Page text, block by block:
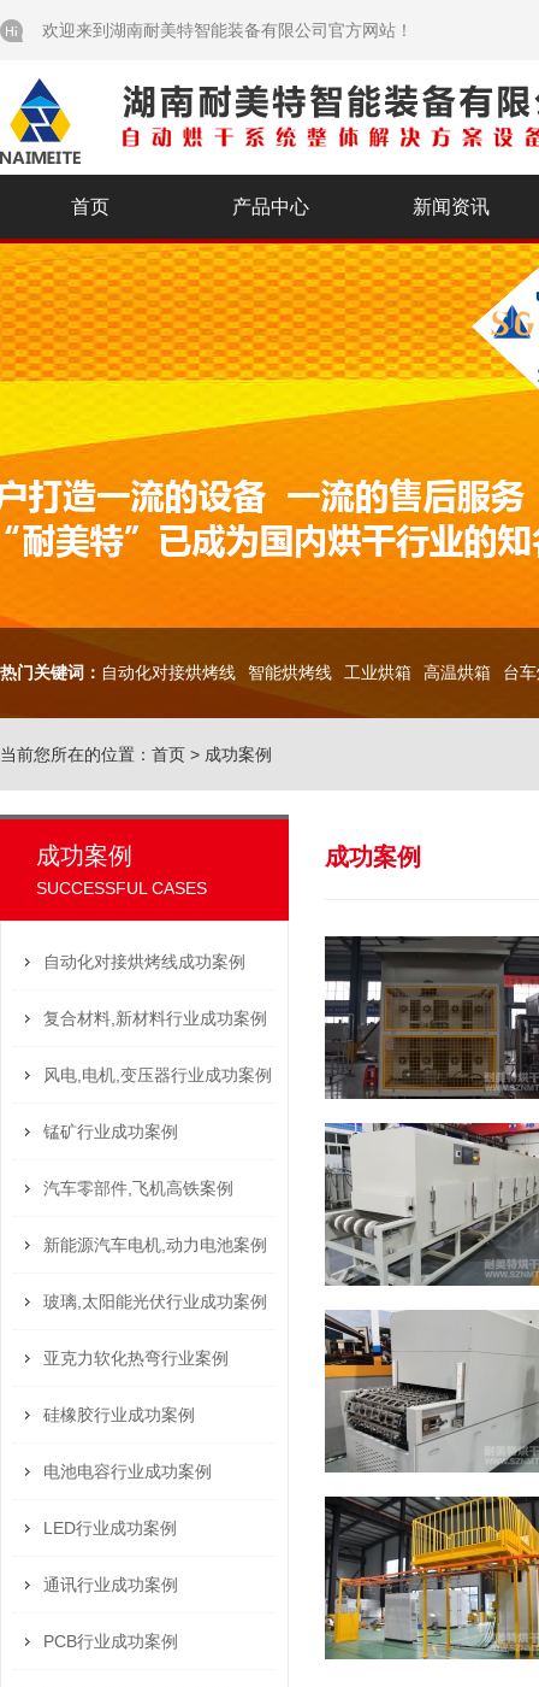
欢迎来到湖南耐美特智能装备有限公司官方网站！
首页 产品中心 新闻资讯
热门关键词： 自动化对接烘烤线 智能烘烤线 工业烘箱 高温烘箱 台
当前您所在的位置： 首页 > 成功案例
成功案例
SUCCESSFUL CASES
自动化对接烘烤线成功案例
复合材料,新材料行业成功案例
风电,电机,变压器行业成功案例
锰矿行业成功案例
汽车零部件,飞机高铁案例
新能源汽车电机,动力电池案例
玻璃,太阳能光伏行业成功案例
亚克力软化热弯行业案例
硅橡胶行业成功案例
电池电容行业成功案例
LED行业成功案例
通讯行业成功案例
PCB行业成功案例
成功案例